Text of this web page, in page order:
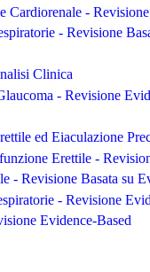
Cardiorenale -
- Revisione
Clinica
- Revisione
ed Eiaculazione
Erettile -
- Revisione Basata su
- Revisione
Evidence-Based